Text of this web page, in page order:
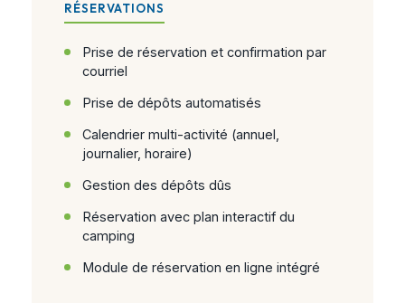
RÉSERVATIONS
Prise de réservation et confirmation par
courriel
Prise de dépôts automatisés
Calendrier multi-activité (annuel,
journalier, horaire)
Gestion des dépôts dûs
Réservation avec plan interactif du
camping
Module de réservation en ligne intégré